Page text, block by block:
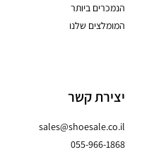
הנמכרים ביותר
המומלצים שלנו
יצירת קשר
sales@shoesale.co.il
055-966-1868